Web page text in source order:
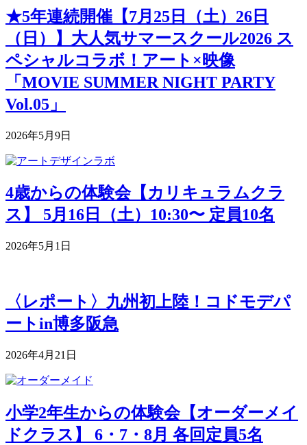
★5年連続開催【7月25日（土）26日
（日）】大人気サマースクール2026 ス
ペシャルコラボ！アート×映像
「MOVIE SUMMER NIGHT PARTY
Vol.05」
2026年5月9日
4歳からの体験会【カリキュラムクラ
ス】 5月16日（土）10:30〜 定員10名
2026年5月1日
〈レポート〉九州初上陸！コドモデパ
ートin博多阪急
2026年4月21日
小学2年生からの体験会【オーダーメイ
ドクラス】 6・7・8月 各回定員5名